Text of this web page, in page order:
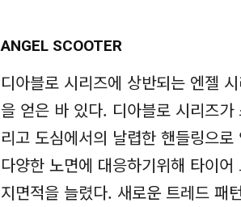
ANGEL SCOOTER
디아블로 시리즈에 상반되는 엔젤
을 얻은 바 있다. 디아블로 시리즈
리고 도심에서의 날렵한 핸들링으
다양한 노면에 대응하기위해 타이
지면적을 늘렸다. 새로운 트레드 패